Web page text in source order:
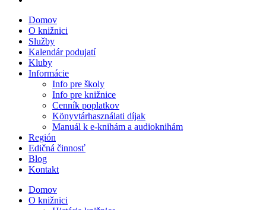
Domov
O knižnici
Služby
Kalendár podujatí
Kluby
Informácie
Info pre školy
Info pre knižnice
Cenník poplatkov
Könyvtárhasználati díjak
Manuál k e-knihám a audioknihám
Región
Edičná činnosť
Blog
Kontakt
Domov
O knižnici